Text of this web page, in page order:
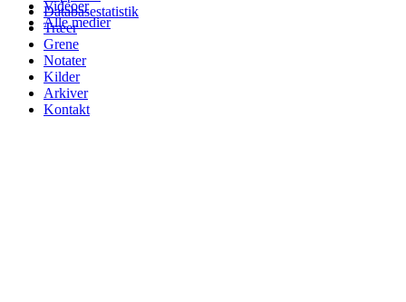
Videoer
Alle medier
Databasestatistik
Træer
Grene
Notater
Kilder
Arkiver
Kontakt